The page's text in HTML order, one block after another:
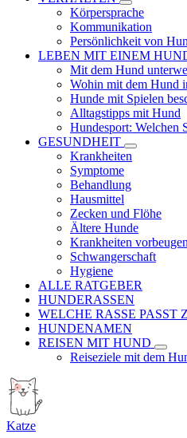
Körpersprache
Kommunikation
Persönlichkeit von
LEBEN MIT EINEM
Mit dem Hund
Wohin mit dem Hund
Hunde mit Spielen
Alltagstipps mit Hund
Hundesport: Welchen
GESUNDHEIT
Krankheiten
Symptome
Behandlung
Hausmittel
Zecken und Flöhe
Ältere Hunde
Krankheiten vorbeugen
Schwangerschaft
Hygiene
ALLE RATGEBER
HUNDERASSEN
WELCHE RASSE PASST
HUNDENAMEN
REISEN MIT HUND
Reiseziele mit dem
Katze